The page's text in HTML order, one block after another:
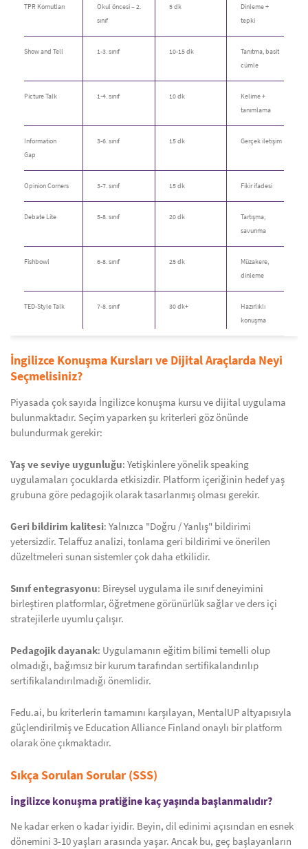
TPR Komutları
Okul öncesi – 2.
sınıf
5 dk
Dinleme +
tepki
Show and Tell 1-3. sınıf 10-15 dk
Tanıtma, basit
cümle
Picture Talk 1-4. sınıf 10 dk
Kelime +
tanımlama
Information
Gap
3-6. sınıf 15 dk Gerçek iletişim
Opinion Corners 3-7. sınıf 15 dk Fikir ifadesi
Debate Lite 5-8. sınıf 20 dk
Tartışma,
savunma
Fishbowl 6-8. sınıf 25 dk
Müzakere,
dinleme
TED-Style Talk 7-8. sınıf 30 dk+
Hazırlıklı
konuşma
İngilizce Konuşma Kursları ve Dijital Araçlarda Neyi
Seçmelisiniz?
Piyasada çok sayıda İngilizce konuşma kursu ve dijital uygulama
bulunmaktadır. Seçim yaparken şu kriterleri göz önünde
bulundurmak gerekir:
Yaş ve seviye uygunluğu: Yetişkinlere yönelik speaking
uygulamaları çocuklarda etkisizdir. Platform içeriğinin hedef yaş
grubuna göre pedagojik olarak tasarlanmış olması gerekir.
Geri bildirim kalitesi: Yalnızca "Doğru / Yanlış" bildirimi
yetersizdir. Telaffuz analizi, tonlama geri bildirimi ve önerilen
düzeltmeleri sunan sistemler çok daha etkilidir.
Sınıf entegrasyonu: Bireysel uygulama ile sınıf deneyimini
birleştiren platformlar, öğretmene görünürlük sağlar ve ders içi
stratejilerle uyumlu çalışır.
Pedagojik dayanak: Uygulamanın eğitim bilimi temelli olup
olmadığı, bağımsız bir kurum tarafından sertifikalandırılıp
sertifikalandırılmadığı önemlidir.
Fedu.ai, bu kriterlerin tamamını karşılayan, MentalUP altyapısıyla
güçlendirilmiş ve Education Alliance Finland onaylı bir platform
olarak öne çıkmaktadır.
Sıkça Sorulan Sorular (SSS)
İngilizce konuşma pratiğine kaç yaşında başlanmalıdır?
Ne kadar erken o kadar iyidir. Beyin, dil edinimi açısından en esnek
dönemini 3-10 yaşları arasında yaşar. Ancak bu, geç başlayanların